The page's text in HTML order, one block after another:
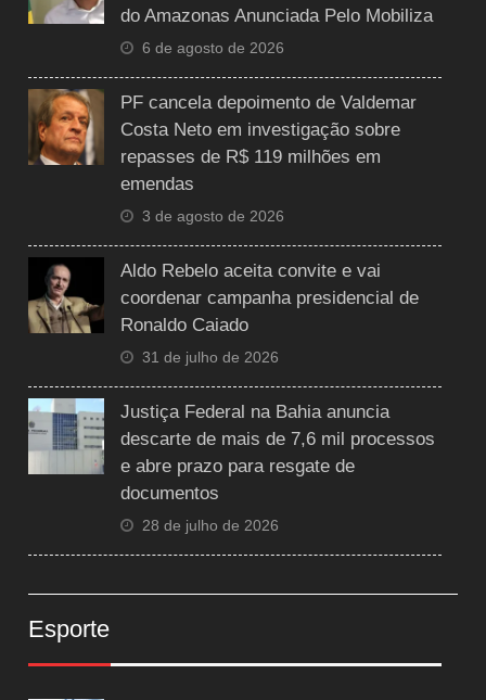
do Amazonas Anunciada Pelo Mobiliza
6 de agosto de 2026
PF cancela depoimento de Valdemar
Costa Neto em investigação sobre
repasses de R$ 119 milhões em
emendas
3 de agosto de 2026
Aldo Rebelo aceita convite e vai
coordenar campanha presidencial de
Ronaldo Caiado
31 de julho de 2026
Justiça Federal na Bahia anuncia
descarte de mais de 7,6 mil processos
e abre prazo para resgate de
documentos
28 de julho de 2026
Esporte